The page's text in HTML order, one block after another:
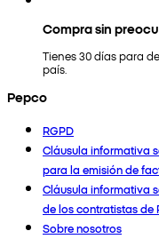
Compra sin
Tienes 30 días para
país.
Pepco
RGPD
Cláusula informativa
para la emisión de
Cláusula informativa
de los contratistas de
Sobre nosotros